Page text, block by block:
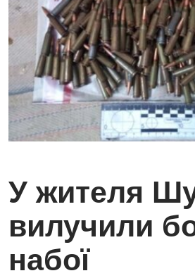
У жителя
вилучили
набої